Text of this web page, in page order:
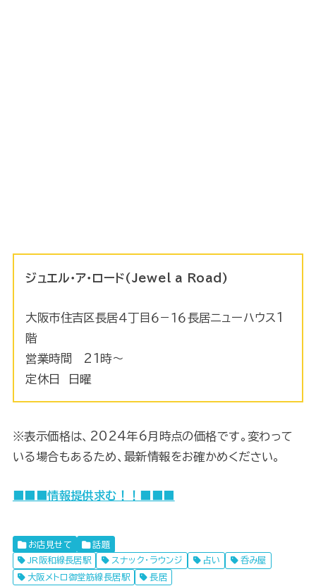
ジュエル・ア・ロード(Jewel a Road)
大阪市住吉区長居４丁目６−１６長居ニューハウス1
階
営業時間 21時～
定休日 日曜
※表示価格は、2024年6月時点の価格です。変わって
いる場合もあるため、最新情報をお確かめください。
■■■情報提供求む！！■■■
お店見せて
話題
JR阪和線長居駅
スナック・ラウンジ 占い
呑み屋
大阪メトロ御堂筋線長居駅
長居